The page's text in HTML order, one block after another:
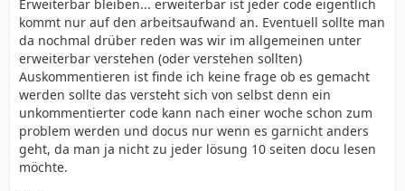
Erweiterbar bleiben... erweiterbar ist jeder code eigentlich
kommt nur auf den arbeitsaufwand an. Eventuell sollte man
da nochmal drüber reden was wir im allgemeinen unter
erweiterbar verstehen (oder verstehen sollten)
Auskommentieren ist finde ich keine frage ob es gemacht
werden sollte das versteht sich von selbst denn ein
unkommentierter code kann nach einer woche schon zum
problem werden und docus nur wenn es garnicht anders
geht, da man ja nicht zu jeder lösung 10 seiten docu lesen
möchte.